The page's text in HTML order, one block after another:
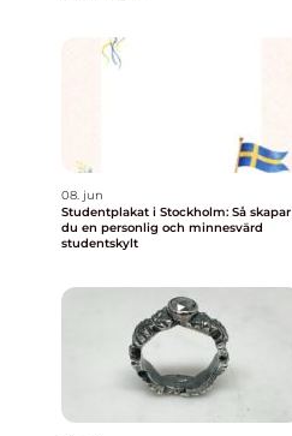
08. jun
Studentplakat i Stockholm: Så skapar
du en personlig och minnesvärd
studentskylt